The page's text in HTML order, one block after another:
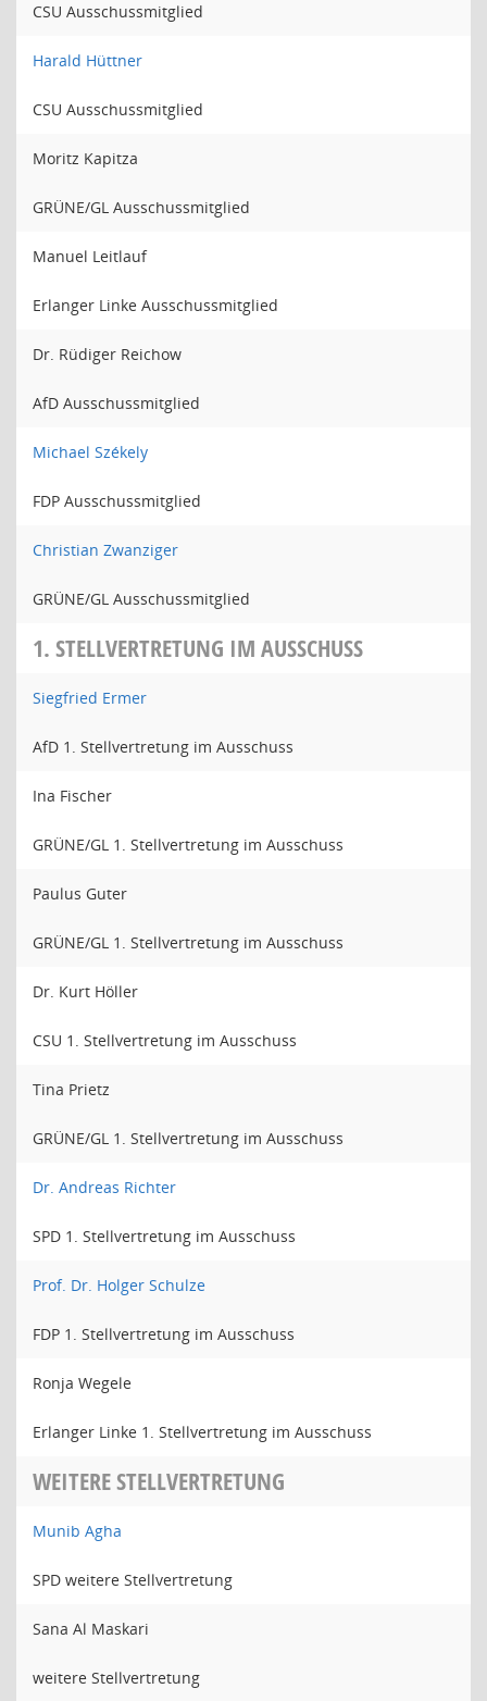
CSU Ausschussmitglied
Harald Hüttner
CSU Ausschussmitglied
Moritz Kapitza
GRÜNE/GL Ausschussmitglied
Manuel Leitlauf
Erlanger Linke Ausschussmitglied
Dr. Rüdiger Reichow
AfD Ausschussmitglied
Michael Székely
FDP Ausschussmitglied
Christian Zwanziger
GRÜNE/GL Ausschussmitglied
1. STELLVERTRETUNG IM AUSSCHUSS
Siegfried Ermer
AfD 1. Stellvertretung im Ausschuss
Ina Fischer
GRÜNE/GL 1. Stellvertretung im Ausschuss
Paulus Guter
GRÜNE/GL 1. Stellvertretung im Ausschuss
Dr. Kurt Höller
CSU 1. Stellvertretung im Ausschuss
Tina Prietz
GRÜNE/GL 1. Stellvertretung im Ausschuss
Dr. Andreas Richter
SPD 1. Stellvertretung im Ausschuss
Prof. Dr. Holger Schulze
FDP 1. Stellvertretung im Ausschuss
Ronja Wegele
Erlanger Linke 1. Stellvertretung im Ausschuss
WEITERE STELLVERTRETUNG
Munib Agha
SPD weitere Stellvertretung
Sana Al Maskari
weitere Stellvertretung